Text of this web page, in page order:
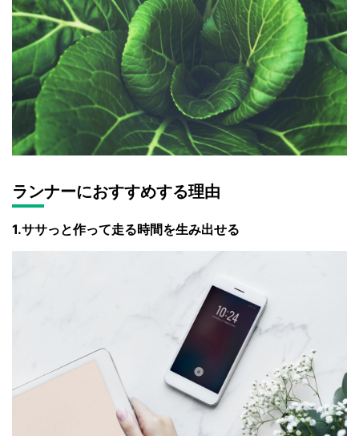
ランナーにおすすめする理由
1.ササっと作って走る時間を生み出せる